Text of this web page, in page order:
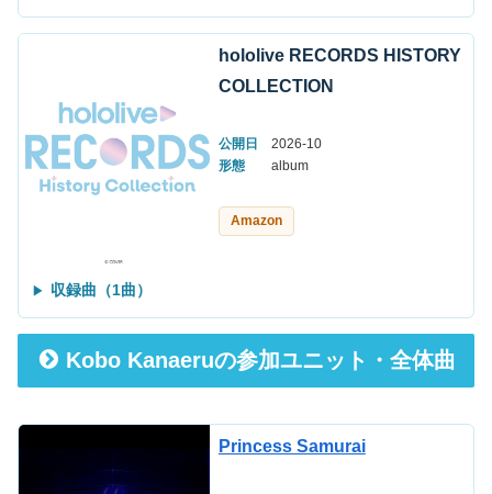
hololive RECORDS HISTORY
COLLECTION
公開日
2026-10
形態
album
Amazon
収録曲（1曲）
Kobo Kanaeruの参加ユニット・全体曲
Princess Samurai